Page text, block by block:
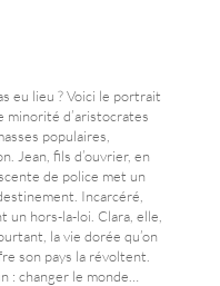
eu lieu ? Voici le portrait
minorité d’aristocrates
populaires,
Jean, fils d’ouvrier, en
de police met un
Incarcéré,
un hors-la-loi. Clara, elle,
la vie dorée qu’on
son pays la révoltent.
: changer le monde…